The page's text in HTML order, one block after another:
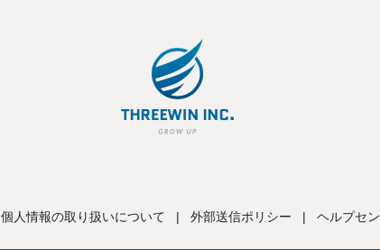
個人情報の取り扱いについて | 外部送信ポリシー | ヘルプセ